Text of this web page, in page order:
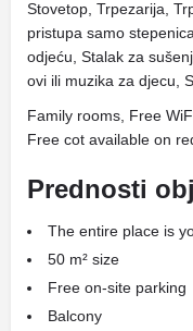
Stovetop, Trpezarija,
pristupa samo
odjeću, Stalak za
ovi ili muzika za djecu,
Family rooms, Free
Free cot available on
Prednosti
The entire place is
50 m² size
Free on-site parking
Balcony